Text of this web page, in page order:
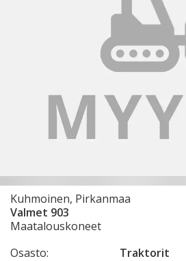
Kuhmoinen, Pirkanmaa
Valmet 903
Maatalouskoneet
Osasto:
Traktorit